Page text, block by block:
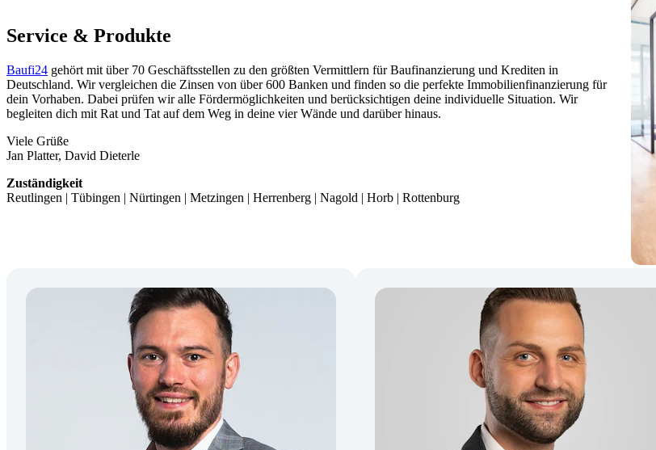
Service & Produkte
Baufi24 gehört mit über 70 Geschäftsstellen zu den größten Vermittlern für Baufinanzierung und Krediten in
Deutschland. Wir vergleichen die Zinsen von über 600 Banken und finden so die perfekte Immobilienfinanzierung für
dein Vorhaben. Dabei prüfen wir alle Fördermöglichkeiten und berücksichtigen deine individuelle Situation. Wir
begleiten dich mit Rat und Tat auf dem Weg in deine vier Wände und darüber hinaus.
Viele Grüße
Jan Platter, David Dieterle
Zuständigkeit
Reutlingen | Tübingen | Nürtingen | Metzingen | Herrenberg | Nagold | Horb | Rottenburg